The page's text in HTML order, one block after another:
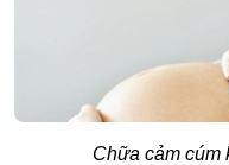
Chữa cảm cúm